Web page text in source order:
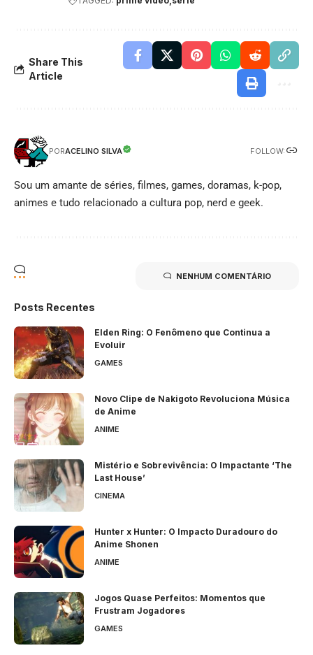
Share This
Article
PORACELINO SILVA FOLLOW:
Sou um amante de séries, filmes, games, doramas, k-pop,
animes e tudo relacionado a cultura pop, nerd e geek.
NENHUM COMENTÁRIO
Posts Recentes
Elden Ring: O Fenômeno que Continua a
Evoluir
GAMES
Novo Clipe de Nakigoto Revoluciona Música
de Anime
ANIME
Mistério e Sobrevivência: O Impactante ‘The
Last House’
CINEMA
Hunter x Hunter: O Impacto Duradouro do
Anime Shonen
ANIME
Jogos Quase Perfeitos: Momentos que
Frustram Jogadores
GAMES